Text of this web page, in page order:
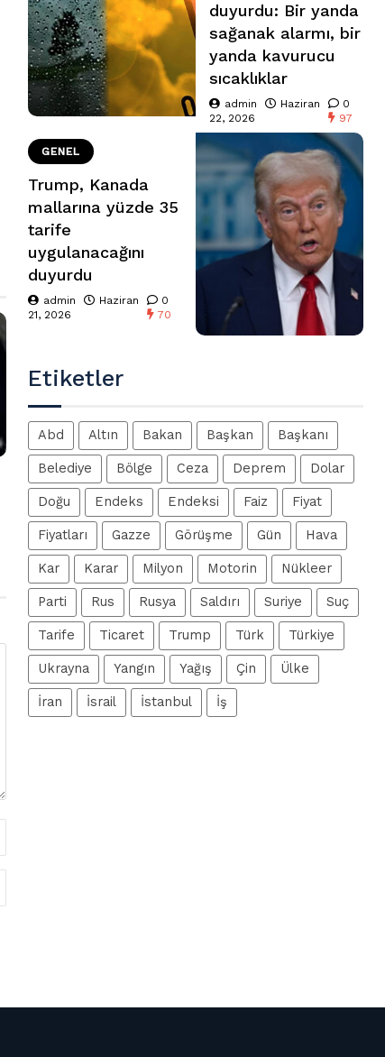
duyurdu: Bir yanda
sağanak alarmı, bir
yanda kavurucu
sıcaklıklar
admin
Haziran
22, 2026
0
97
GENEL
Trump, Kanada
mallarına yüzde 35
tarife
uygulanacağını
duyurdu
admin
Haziran
21, 2026
0
70
Etiketler
Abd Altın Bakan Başkan Başkanı
Belediye Bölge Ceza Deprem Dolar
Doğu Endeks Endeksi Faiz Fiyat
Fiyatları Gazze Görüşme Gün Hava
Kar Karar Milyon Motorin Nükleer
Parti Rus Rusya Saldırı Suriye Suç
Tarife Ticaret Trump Türk Türkiye
Ukrayna Yangın Yağış Çin Ülke
İran İsrail İstanbul İş